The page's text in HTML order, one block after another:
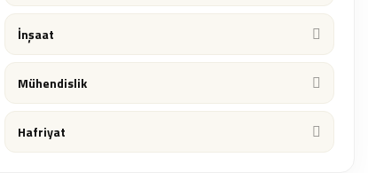
İnşaat
Mühendislik
Hafriyat